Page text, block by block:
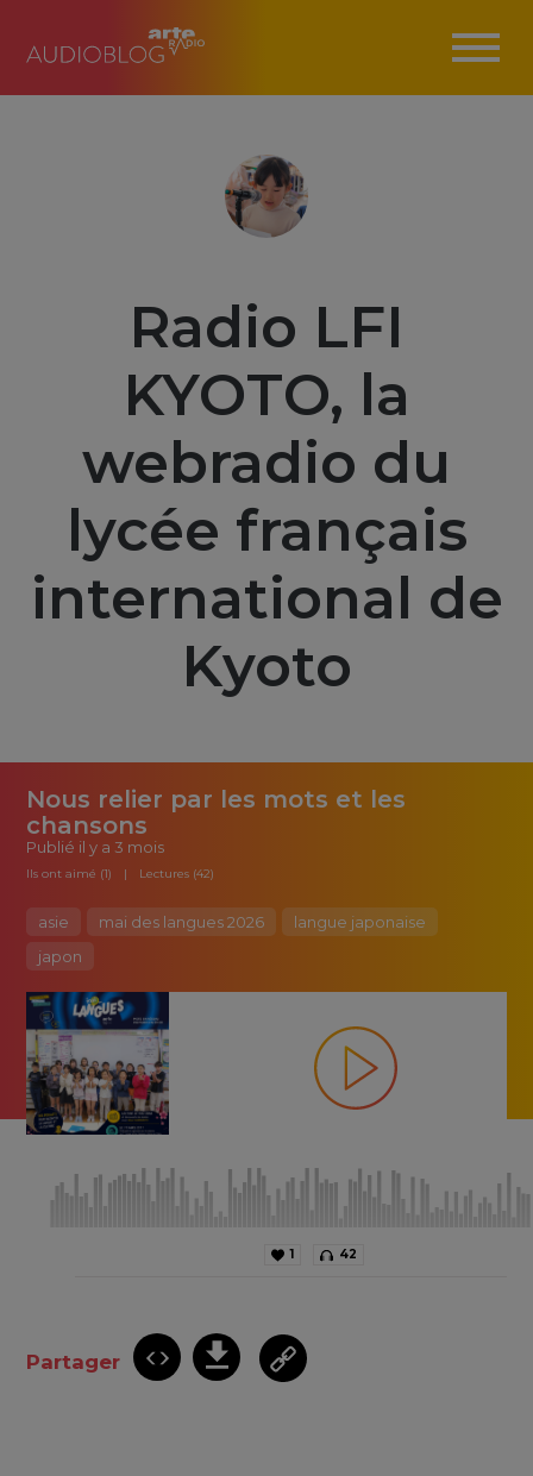
Radio LFI
KYOTO, la
webradio du
lycée français
international de
Kyoto
Nous relier par les mots et les
chansons
Publié il y a 3 mois
Ils ont aimé (1) Lectures (42)
asie mai des langues 2026
langue japonaise
japon
1 42
Partager